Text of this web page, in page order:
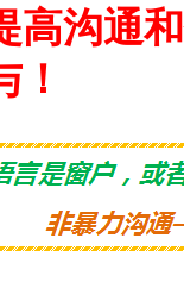
高沟通
！